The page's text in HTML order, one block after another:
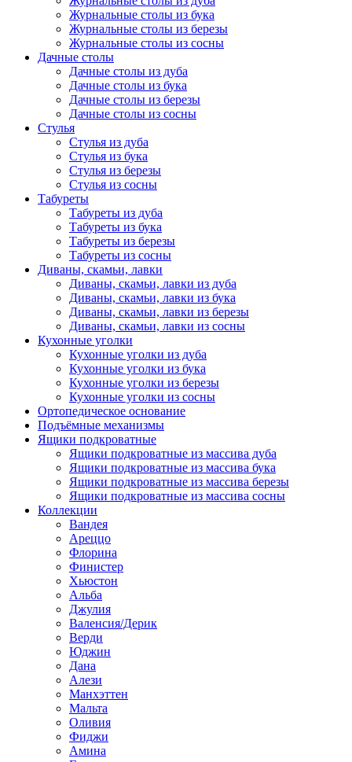
Журнальные столы из бука
Журнальные столы из березы
Журнальные столы из сосны
Дачные столы
Дачные столы из дуба
Дачные столы из бука
Дачные столы из березы
Дачные столы из сосны
Стулья
Стулья из дуба
Стулья из бука
Стулья из березы
Стулья из сосны
Табуреты
Табуреты из дуба
Табуреты из бука
Табуреты из березы
Табуреты из сосны
Диваны, скамьи, лавки
Диваны, скамьи, лавки из дуба
Диваны, скамьи, лавки из бука
Диваны, скамьи, лавки из березы
Диваны, скамьи, лавки из сосны
Кухонные уголки
Кухонные уголки из дуба
Кухонные уголки из бука
Кухонные уголки из березы
Кухонные уголки из сосны
Ортопедическое основание
Подъёмные механизмы
Ящики подкроватные
Ящики подкроватные из массива дуба
Ящики подкроватные из массива бука
Ящики подкроватные из массива березы
Ящики подкроватные из массива сосны
Коллекции
Вандея
Ареццо
Флорина
Финистер
Хьюстон
Альба
Джулия
Валенсия/Дерик
Верди
Юджин
Дана
Алези
Манхэттен
Мальта
Оливия
Фиджи
Амина